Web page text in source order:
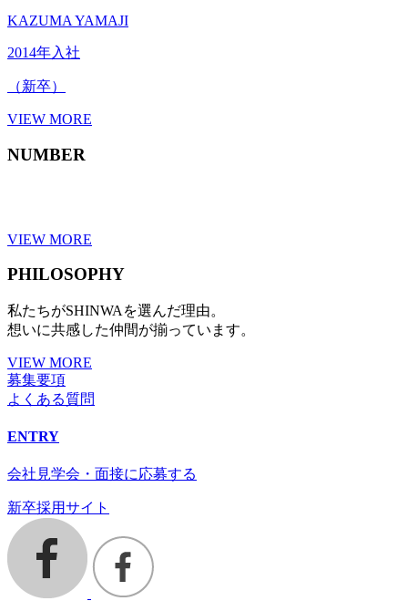
KAZUMA YAMAJI
2014年入社
（新卒）
VIEW MORE
NUMBER
VIEW MORE
PHILOSOPHY
私たちがSHINWAを選んだ理由。
想いに共感した仲間が揃っています。
VIEW MORE
募集要項
よくある質問
ENTRY
会社見学会・面接に応募する
新卒採用サイト